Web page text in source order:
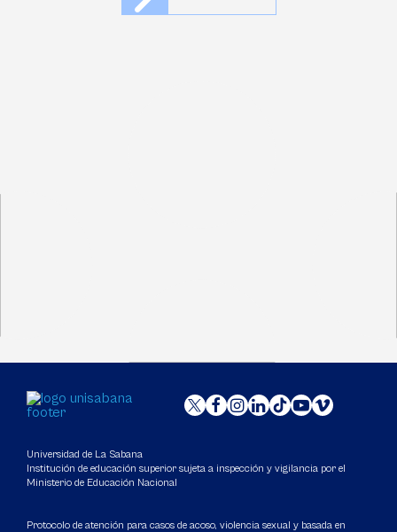
Universidad de La Sabana
Institución de educación superior sujeta a inspección y vigilancia por el
Ministerio de Educación Nacional
Protocolo de atención para casos de acoso, violencia sexual y basada en